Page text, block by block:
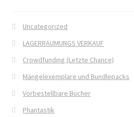
Im Schatten des Wolfsmondes –
Impressum
Uncategorized
LAGERRÄUMUNGS VERKAUF
Crowdfunding (Letzte Chance)
Mängelexemplare und Bundlepacks
Vorbestellbare Bücher
Phantastik